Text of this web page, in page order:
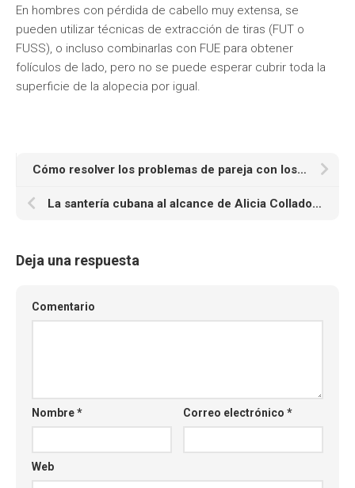
En hombres con pérdida de cabello muy extensa, se
pueden utilizar técnicas de extracción de tiras (FUT o
FUSS), o incluso combinarlas con FUE para obtener
folículos de lado, pero no se puede esperar cubrir toda la
superficie de la alopecia por igual.
Cómo resolver los problemas de pareja con los amarres de amor
La santería cubana al alcance de Alicia Collado y su eficacia en los amarres de amor
Deja una respuesta
Comentario
Nombre* Correo electrónico*
Web